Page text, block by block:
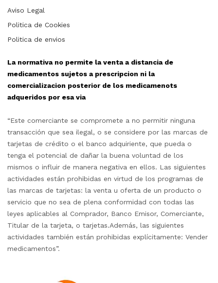
Aviso Legal
Politica de Cookies
Politica de envios
La normativa no permite la venta a distancia de
medicamentos sujetos a prescripcion ni la
comercializacion posterior de los medicamenots
adqueridos por esa via
“Este comerciante se compromete a no permitir ninguna
transacción que sea ilegal, o se considere por las marcas de
tarjetas de crédito o el banco adquiriente, que pueda o
tenga el potencial de dañar la buena voluntad de los
mismos o influir de manera negativa en ellos. Las siguientes
actividades están prohibidas en virtud de los programas de
las marcas de tarjetas: la venta u oferta de un producto o
servicio que no sea de plena conformidad con todas las
leyes aplicables al Comprador, Banco Emisor, Comerciante,
Titular de la tarjeta, o tarjetas.Además, las siguientes
actividades también están prohibidas explícitamente: Vender
medicamentos”.